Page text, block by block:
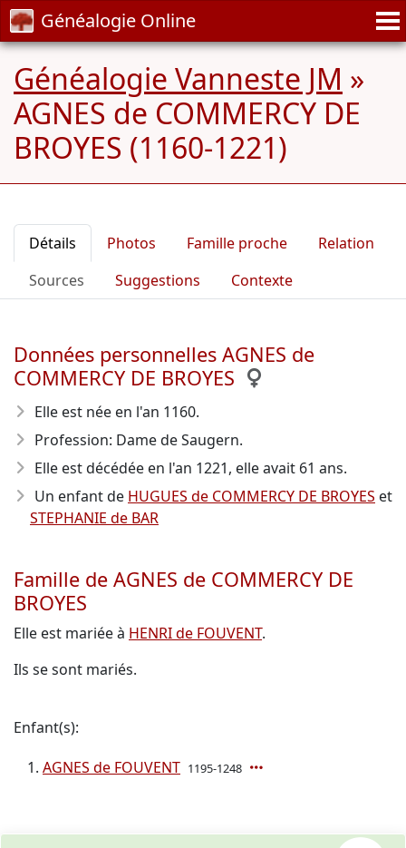
Généalogie Online
Généalogie Vanneste JM »
AGNES de COMMERCY DE
BROYES (1160-1221)
Détails Photos Famille proche
Relation
Sources
Suggestions Contexte
Données personnelles AGNES de
COMMERCY DE BROYES
Elle est née en l'an 1160.
Profession: Dame de Saugern.
Elle est décédée en l'an 1221, elle avait 61 ans.
Un enfant de HUGUES de COMMERCY DE BROYES et
STEPHANIE de BAR
Famille de AGNES de COMMERCY DE
BROYES
Elle est mariée à HENRI de FOUVENT.
Ils se sont mariés.
Enfant(s):
AGNES de FOUVENT 1195-1248